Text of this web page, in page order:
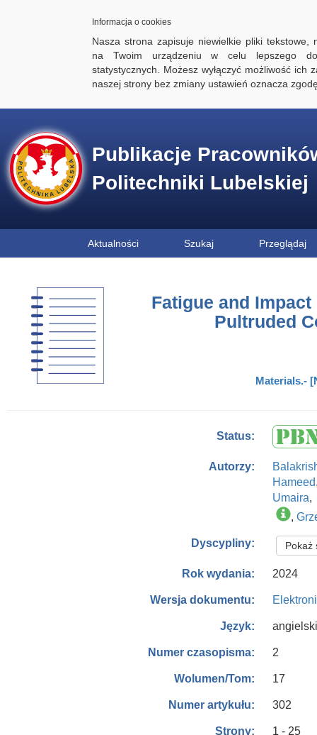
Informacja o cookies
Nasza strona zapisuje niewielkie pliki tekstowe,
na Twoim urządzeniu w celu lepszego
statystycznych. Możesz wyłączyć możliwość ich
naszej strony bez zmiany ustawień oznacza
Publikacje
Politechniki Lubelskiej
Aktualności Szukaj Przeglądaj
Fatigue and
Pultruded
Materials.-
Status:
Autorzy:
Hameed
Umaira,
,
Dyscypliny: Pokaż
Rok wydania: 2024
Wersja dokumentu:
Język: angielski
Numer czasopisma: 2
Wolumen/Tom: 17
Numer artykułu: 302
Strony: 1 - 25